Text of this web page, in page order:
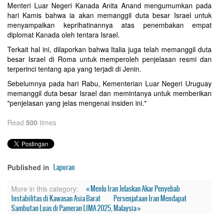
Menteri Luar Negeri Kanada Anita Anand mengumumkan pada
hari Kamis bahwa ia akan memanggil duta besar Israel untuk
menyampaikan keprihatinannya atas penembakan empat
diplomat Kanada oleh tentara Israel.
Terkait hal ini, dilaporkan bahwa Italia juga telah memanggil duta
besar Israel di Roma untuk memperoleh penjelasan resmi dan
terperinci tentang apa yang terjadi di Jenin.
Sebelumnya pada hari Rabu, Kementerian Luar Negeri Uruguay
memanggil duta besar Israel dan memintanya untuk memberikan
"penjelasan yang jelas mengenai insiden ini."
Read 500 times
Published in Laporan
More in this category:
« Menlu Iran Jelaskan Akar Penyebab
Instabilitas di Kawasan Asia Barat
Persenjataan Iran Mendapat
Sambutan Luas di Pameran LIMA 2025, Malaysia »